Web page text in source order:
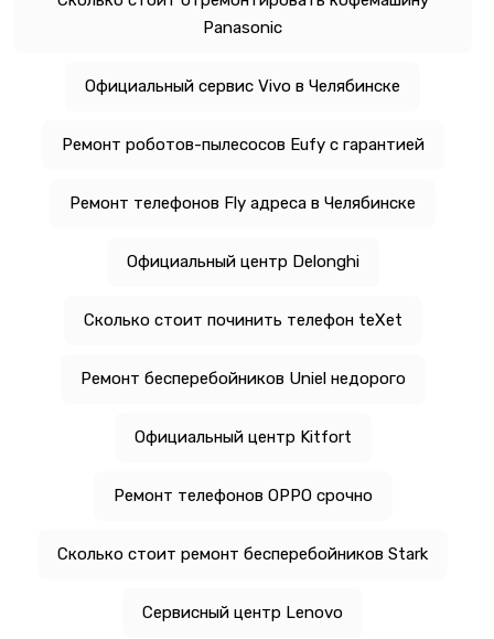
Panasonic
Официальный сервис Vivo в Челябинске
Ремонт роботов-пылесосов Eufy с гарантией
Ремонт телефонов Fly адреса в Челябинске
Официальный центр Delonghi
Сколько стоит починить телефон teXet
Ремонт бесперебойников Uniel недорого
Официальный центр Kitfort
Ремонт телефонов OPPO срочно
Сколько стоит ремонт бесперебойников Stark
Сервисный центр Lenovo